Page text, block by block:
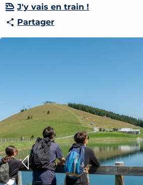
J'y vais en train !
Partager